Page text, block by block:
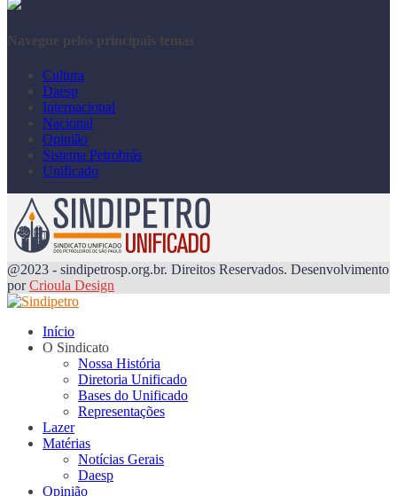
Navegue pelos principais temas
Cultura
Daesp
Internacional
Nacional
Opinião
Sistema Petrobrás
Unificado
@2023 - sindipetrosp.org.br. Direitos Reservados. Desenvolvimento
porCrioula Design
Início
O Sindicato
Nossa História
Diretoria Unificado
Bases do Unificado
Representações
Lazer
Matérias
Notícias Gerais
Daesp
Opinião